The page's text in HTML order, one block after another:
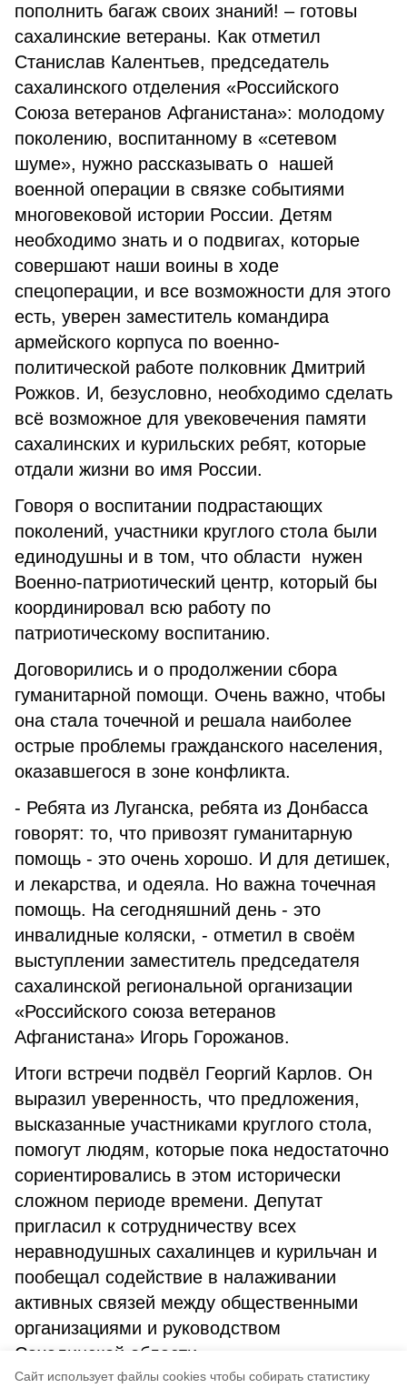
Cайт использует файлы cookies чтобы собирать статистику
пополнить багаж своих знаний! – готовы
сахалинские ветераны. Как отметил
Станислав Калентьев, председатель
сахалинского отделения «Российского
Союза ветеранов Афганистана»: молодому
поколению, воспитанному в «сетевом
шуме», нужно рассказывать о нашей
военной операции в связке событиями
многовековой истории России. Детям
необходимо знать и о подвигах, которые
совершают наши воины в ходе
спецоперации, и все возможности для этого
есть, уверен заместитель командира
армейского корпуса по военно-
политической работе полковник Дмитрий
Рожков. И, безусловно, необходимо сделать
всё возможное для увековечения памяти
сахалинских и курильских ребят, которые
отдали жизни во имя России.
Говоря о воспитании подрастающих
поколений, участники круглого стола были
единодушны и в том, что области нужен
Военно-патриотический центр, который бы
координировал всю работу по
патриотическому воспитанию.
Договорились и о продолжении сбора
гуманитарной помощи. Очень важно, чтобы
она стала точечной и решала наиболее
острые проблемы гражданского населения,
оказавшегося в зоне конфликта.
- Ребята из Луганска, ребята из Донбасса
говорят: то, что привозят гуманитарную
помощь - это очень хорошо. И для детишек,
и лекарства, и одеяла. Но важна точечная
помощь. На сегодняшний день - это
инвалидные коляски, - отметил в своём
выступлении заместитель председателя
сахалинской региональной организации
«Российского союза ветеранов
Афганистана» Игорь Горожанов.
Итоги встречи подвёл Георгий Карлов. Он
выразил уверенность, что предложения,
высказанные участниками круглого стола,
помогут людям, которые пока недостаточно
сориентировались в этом исторически
сложном периоде времени. Депутат
пригласил к сотрудничеству всех
неравнодушных сахалинцев и курильчан и
пообещал содействие в налаживании
активных связей между общественными
организациями и руководством
Сахалинской области.